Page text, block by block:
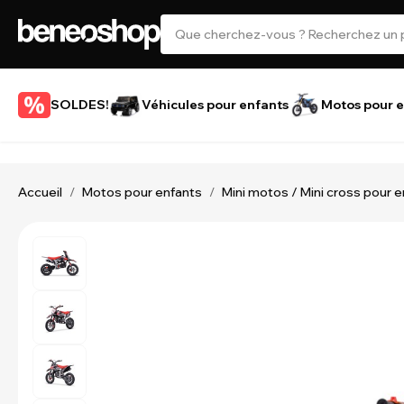
SOLDES! Véhicules pour enfants Motos pour
Accueil / Motos pour enfants / Mini motos / Mini cross pour